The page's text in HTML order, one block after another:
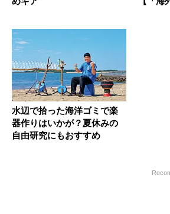
水辺で拾った海洋ゴミで楽
器作りはいかが？夏休みの
自由研究にもおすすめ